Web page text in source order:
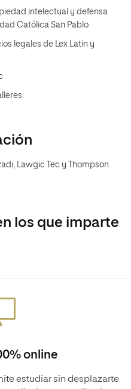
intelectual y defensa
Católica San Pablo
legales de Lex Latin y
Lawgic Tec y Thompson
los que imparte
online
estudiar sin desplazarte